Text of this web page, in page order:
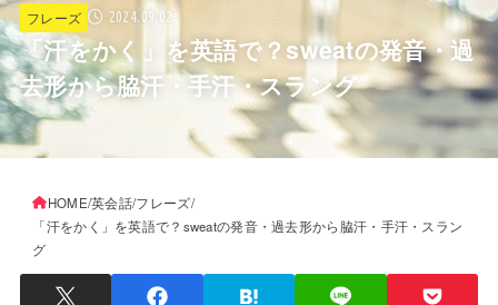
フレーズ 2024.09.02
「汗をかく」を英語で？sweatの発音・過
去形から脇汗・手汗・スラング
HOME 英会話 フレーズ
「汗をかく」を英語で？sweatの発音・過去形から脇汗・手汗・スラン
グ